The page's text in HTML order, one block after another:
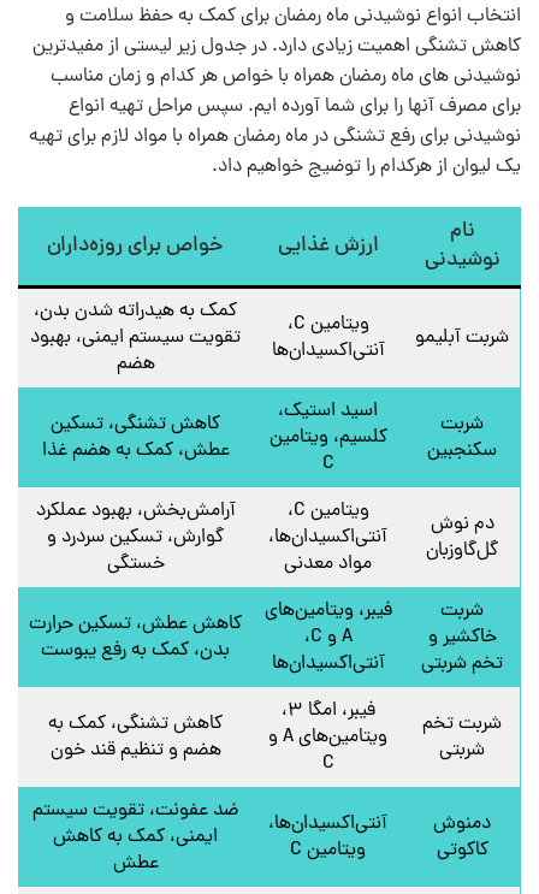
انتخاب انواع نوشیدنی ماه رمضان برای کمک به حفظ سلامت و
کاهش تشنگی اهمیت زیادی دارد. در جدول زیر لیستی از مفیدترین
نوشیدنی های ماه رمضان همراه با خواص هر کدام و زمان مناسب
برای مصرف آنها را برای شما آورده ایم. سپس مراحل تهیه انواع
نوشیدنی برای رفع تشنگی در ماه رمضان همراه با مواد لازم برای تهیه
یک لیوان از هرکدام را توضیج خواهیم داد.
نام
نوشیدنی
ارزش غذایی خواص برای روزه‌داران
شربت آبلیمو
ویتامین C،
آنتی‌اکسیدان‌ها
کمک به هیدراته شدن بدن،
تقویت سیستم ایمنی، بهبود
هضم
شربت
سکنجبین
اسید استیک،
کلسیم، ویتامین
C
کاهش تشنگی، تسکین
عطش، کمک به هضم غذا
دم نوش
گل‌گاوزبان
ویتامین C،
آنتی‌اکسیدان‌ها،
مواد معدنی
آرامش‌بخش، بهبود عملکرد
گوارش، تسکین سردرد و
خستگی
شربت
خاکشیر و
تخم شربتی
فیبر، ویتامین‌های
A و C،
آنتی‌اکسیدان‌ها
کاهش عطش، تسکین حرارت
بدن، کمک به رفع یبوست
شربت تخم
شربتی
فیبر، امگا ۳،
ویتامین‌های A و
C
کاهش تشنگی، کمک به
هضم و تنظیم قند خون
دمنوش
کاکوتی
آنتی‌اکسیدان‌ها،
ویتامین C
ضد عفونت، تقویت سیستم
ایمنی، کمک به کاهش
عطش